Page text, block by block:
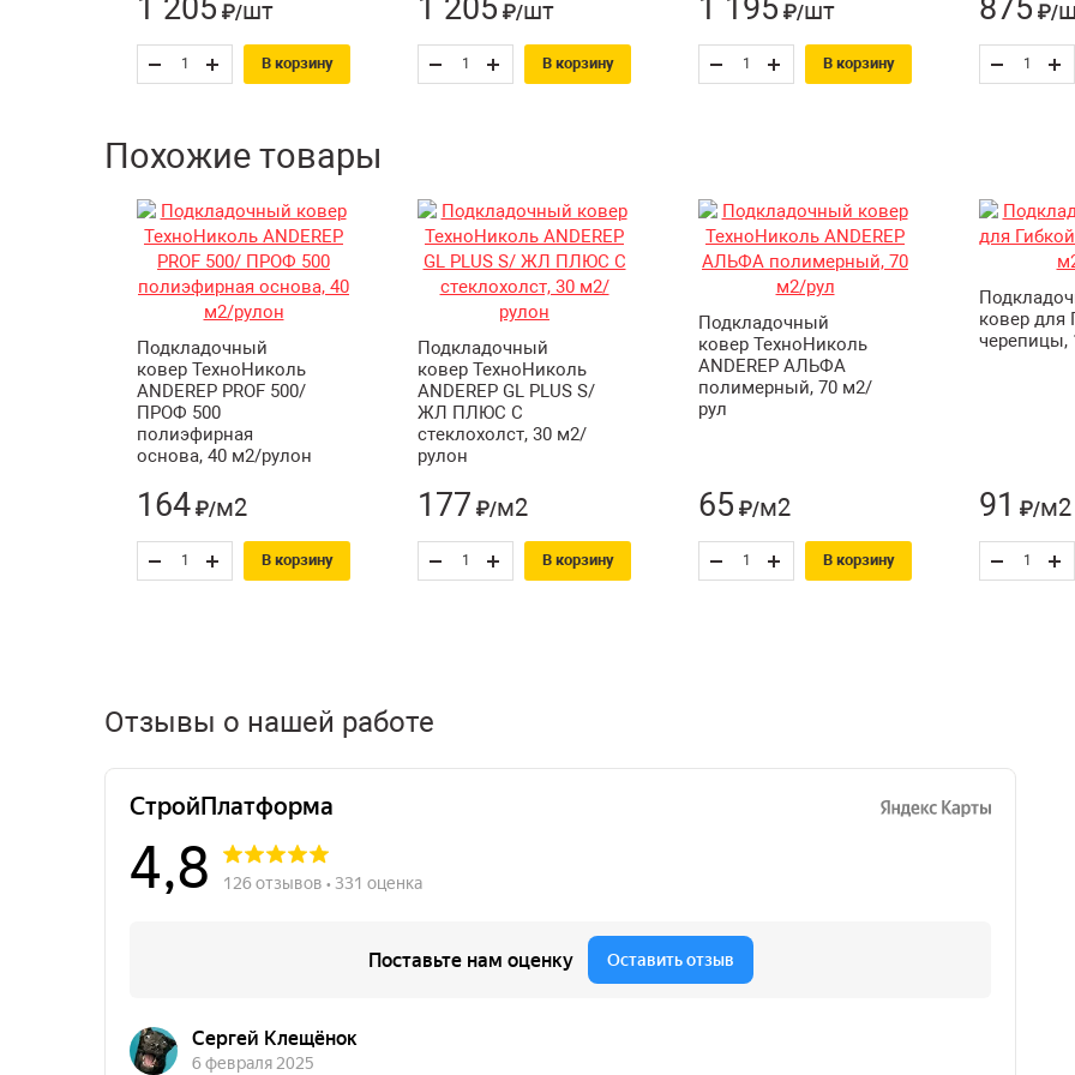
ANDEREP FIX до 29.01.30
Инструкция по монтажу подкладочного ковра для скатной кровли
1 205 ₽/шт
В корзину
1 205 ₽/шт
В корзину
1 195 ₽/шт
В корзину
875 ₽/
Похожие товары
Подкладочный
ковер ТехноНиколь
ANDEREP PROF 500/
ПРОФ 500
полиэфирная
основа, 40 м2/рулон
164 ₽/м2
В корзину
Подкладочный
ковер ТехноНиколь
ANDEREP GL PLUS S/
ЖЛ ПЛЮС С
стеклохолст, 30 м2/
рулон
177 ₽/м2
В корзину
Подкладочный
ковер ТехноНиколь
ANDEREP АЛЬФА
полимерный, 70 м2/
рул
65 ₽/м2
В корзину
ковер для
черепицы,
91 ₽/м2
Отзывы о нашей работе